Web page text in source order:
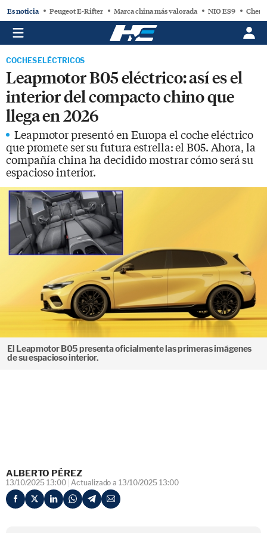
Es noticia Peugeot E-Rifter Marca china más valorada NIO ES9 Chery
COCHES ELÉCTRICOS
Leapmotor B05 eléctrico: así es el
interior del compacto chino que
llega en 2026
Leapmotor presentó en Europa el coche eléctrico
que promete ser su futura estrella: el B05. Ahora, la
compañía china ha decidido mostrar cómo será su
espacioso interior.
El Leapmotor B05 presenta oficialmente las primeras imágenes
de su espacioso interior.
ALBERTO PÉREZ
13/10/2025 13:00 Actualizado a 13/10/2025 13:00